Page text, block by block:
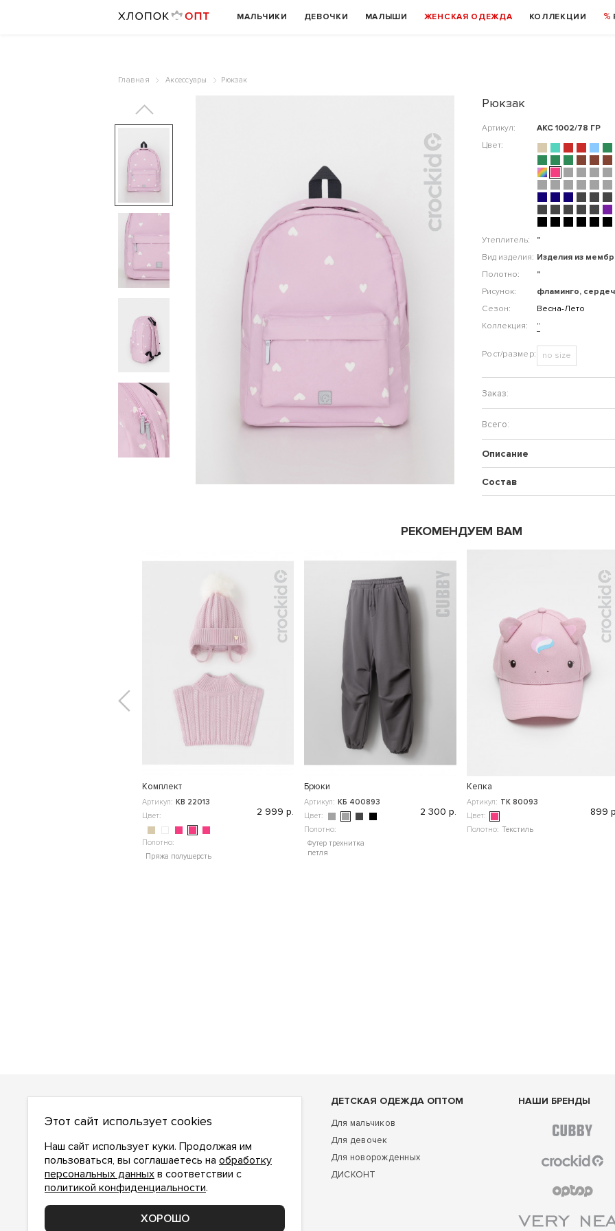
МАЛЬЧИКИ ДЕВОЧКИ МАЛЫШИ ЖЕНСКАЯ ОДЕЖДА КОЛЛЕКЦИИ
Главная Аксессуары Рюкзак
Рюкзак
Артикул:
АКС 1002/78 ГР
Цвет:
Утеплитель:
"
Вид изделия: Изделия из
Полотно:
"
Рисунок:
фламинго,
Сезон:
Весна-Лето
Коллекция:
"
no size
Описание
Состав
РЕКОМЕНДУЕМ ВАМ
Комплект
Артикул: КВ 22013
Цвет:
Полотно:
Пряжа полушерсть
2 999 р.
Брюки
Артикул: КБ 400893
Цвет:
Полотно:
Футер трехнитка
петля
2 300 р.
Кепка
Артикул: ТК 80093
Цвет:
Полотно: Текстиль
899
О НАС
О компании
Как сделать заказ
Условия работы
Доставка и оплата
Возврат
ДЕТСКАЯ ОДЕЖДА ОПТОМ
Для мальчиков
Для девочек
Для новорожденных
ДИСКОНТ
НАШИ БРЕНДЫ
Этот сайт использует cookies
Наш сайт использует куки. Продолжая им
пользоваться, вы соглашаетесь на обработку
персональных данных в соответствии с
политикой конфиденциальности.
ХОРОШО